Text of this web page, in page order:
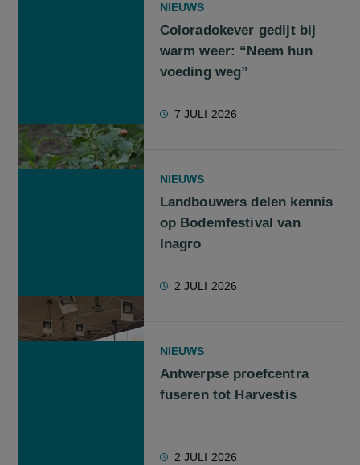
NIEUWS
Coloradokever gedijt bij
warm weer: “Neem hun
voeding weg”
7 JULI 2026
NIEUWS
Landbouwers delen kennis
op Bodemfestival van
Inagro
2 JULI 2026
NIEUWS
Antwerpse proefcentra
fuseren tot Harvestis
2 JULI 2026